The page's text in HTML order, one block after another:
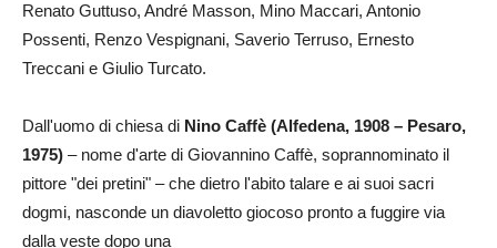
Renato Guttuso, André Masson, Mino Maccari, Antonio
Possenti, Renzo Vespignani, Saverio Terruso, Ernesto
Treccani e Giulio Turcato.
Dall'uomo di chiesa di Nino Caffè (Alfedena, 1908 – Pesaro,
1975) – nome d'arte di Giovannino Caffè, soprannominato il
pittore "dei pretini" – che dietro l'abito talare e ai suoi sacri
dogmi, nasconde un diavoletto giocoso pronto a fuggire via
dalla veste dopo una